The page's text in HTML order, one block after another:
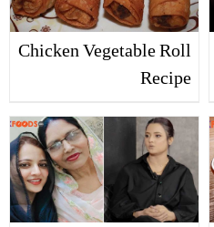
Chicken Vegetable Roll
Recipe